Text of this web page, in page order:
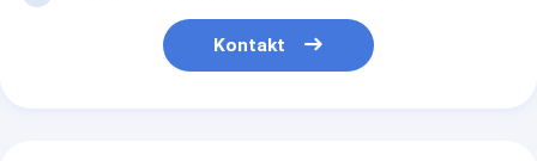
Kontakt